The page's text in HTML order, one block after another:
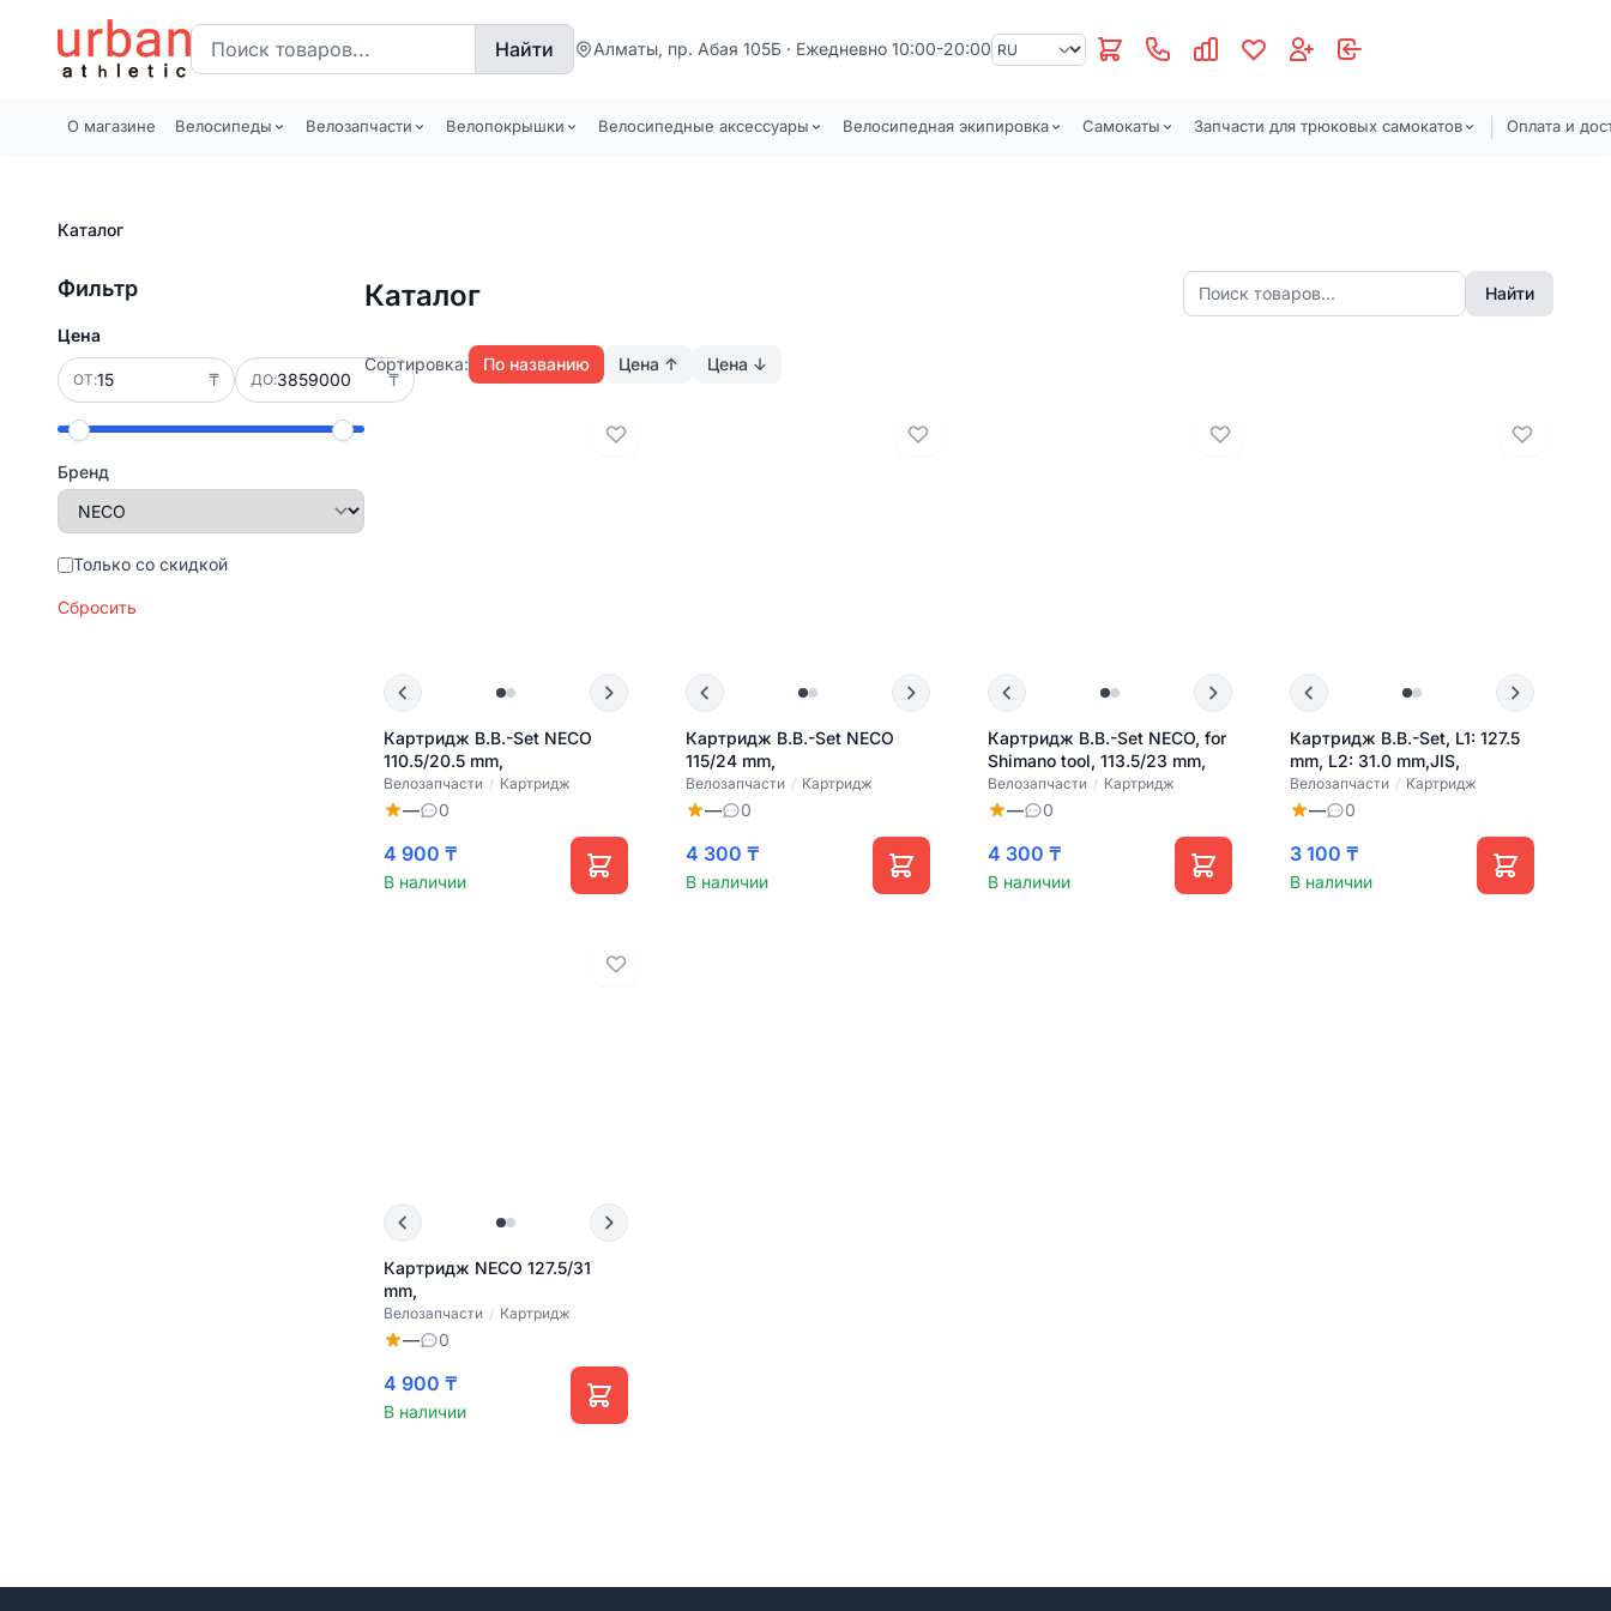
Найти Алматы, пр. Абая 105Б · Ежедневно 10:00-20:00Язык
О магазине Велосипеды Велозапчасти Велопокрышки Велосипедные аксессуары Велосипедная экипировка Самокаты Запчасти для трюковых самокатов Оплата и
Каталог
Фильтр
Цена
ОТ: ₸ ДО: ₸
Бренд
Только со скидкой
Сбросить
Каталог Найти
Сортировка: По названию Цена ↑ Цена ↓
Картридж B.B.-Set NECO
110.5/20.5 mm,
Велозапчасти / Картридж
— 0
4 900 ₸
В наличии
Картридж B.B.-Set NECO
115/24 mm,
Велозапчасти / Картридж
— 0
4 300 ₸
В наличии
Картридж B.B.-Set NECO, for
Shimano tool, 113.5/23 mm,
Велозапчасти / Картридж
— 0
4 300 ₸
В наличии
Картридж B.B.-Set, L1: 127.5
mm, L2: 31.0 mm,JIS,
Велозапчасти / Картридж
— 0
3 100 ₸
В наличии
Картридж NECO 127.5/31
mm,
Велозапчасти / Картридж
— 0
4 900 ₸
В наличии